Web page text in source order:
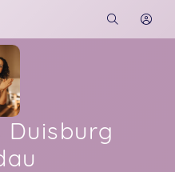
Duisburg